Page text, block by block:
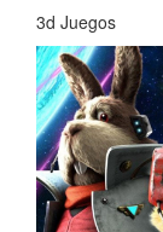
3d Juegos